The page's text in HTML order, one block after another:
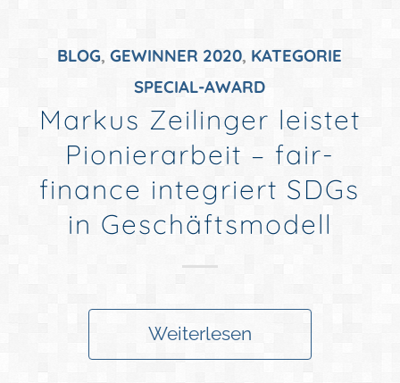
BLOG,GEWINNER 2020, KATEGORIE
SPECIAL-AWARD
Markus Zeilinger leistet
Pionierarbeit – fair-
finance integriert SDGs
in Geschäftsmodell
Weiterlesen